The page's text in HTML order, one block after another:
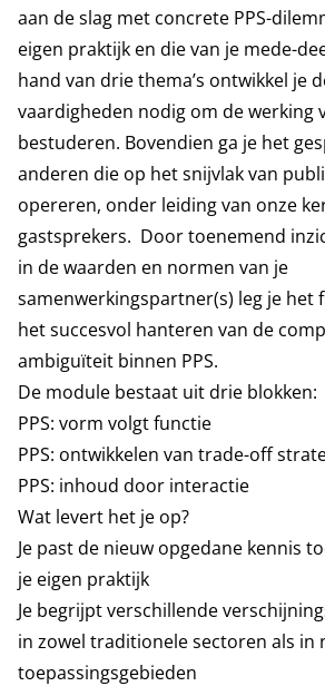
aan de slag met concrete PPS-
eigen praktijk en die van je mede-
hand van drie thema’s ontwikkel je
vaardigheden nodig om de werking
bestuderen. Bovendien ga je het
anderen die op het snijvlak van
opereren, onder leiding van onze
gastsprekers. Door toenemend
in de waarden en normen van je
samenwerkingspartner(s) leg je het
het succesvol hanteren van de
ambiguïteit binnen PPS.
De module bestaat uit drie blokken:
PPS: vorm volgt functie
PPS: ontwikkelen van trade-off
PPS: inhoud door interactie
Wat levert het je op?
Je past de nieuw opgedane kennis
je eigen praktijk
Je begrijpt verschillende
in zowel traditionele sectoren als in
toepassingsgebieden